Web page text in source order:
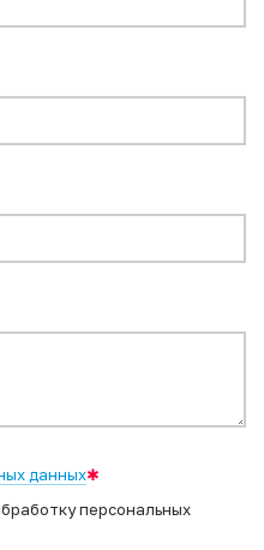
данных✱
персональных